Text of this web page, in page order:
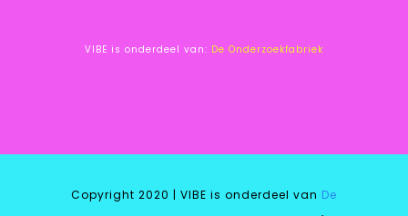
VIBE is onderdeel van: De Onderzoekfabriek
Copyright 2020 | VIBE is onderdeel van De